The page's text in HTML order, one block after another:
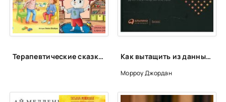
Терапевтические сказки для детей! Как вытащить из данных максимум. Навыки аналитики для неспециалистов - Джордан Морроу
Морроу Джордан